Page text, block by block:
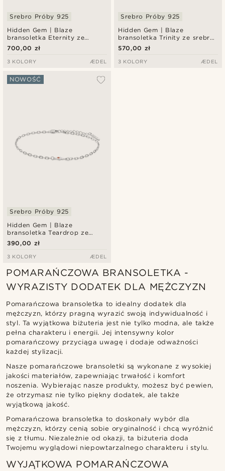
Hidden Gem | Blaze
bransoletka Eternity ze
srebra próby 925
Srebro Próby 925
700,00 zł
3 KOLORY ÆDEL
Hidden Gem | Blaze
bransoletka Trinity ze srebra
próby 925
Srebro Próby 925
570,00 zł
3 KOLORY ÆDEL
Hidden Gem | Blaze
bransoletka Teardrop ze
srebra próby 925
NOWOŚĆ
Srebro Próby 925
390,00 zł
3 KOLORY ÆDEL
POMARAŃCZOWA BRANSOLETKA -
WYRAZISTY DODATEK DLA MĘŻCZYZN
Pomarańczowa bransoletka to idealny dodatek dla
mężczyzn, którzy pragną wyrazić swoją indywidualność i
styl. Ta wyjątkowa biżuteria jest nie tylko modna, ale także
pełna charakteru i energii. Jej intensywny kolor
pomarańczowy przyciąga uwagę i dodaje odważności
każdej stylizacji.
Nasze pomarańczowe bransoletki są wykonane z wysokiej
jakości materiałów, zapewniając trwałość i komfort
noszenia. Wybierając nasze produkty, możesz być pewien,
że otrzymasz nie tylko piękny dodatek, ale także
wyjątkową jakość.
Pomarańczowa bransoletka to doskonały wybór dla
mężczyzn, którzy cenią sobie oryginalność i chcą wyróżnić
się z tłumu. Niezależnie od okazji, ta biżuteria doda
Twojemu wyglądowi niepowtarzalnego charakteru i stylu.
WYJĄTKOWA POMARAŃCZOWA